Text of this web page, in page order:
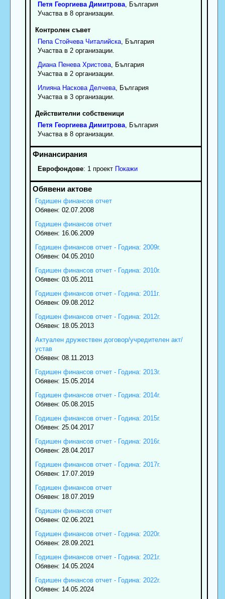
Петя Георгиева Димитрова, България
Участва в 8 организации.
Контролен съвет
Пепа Стойчева Читалийска, България
Участва в 2 организации.
Диана Пенева Христова, България
Участва в 2 организации.
Илияна Наскова Делчева, България
Участва в 3 организации.
Действителни собственици
Петя Георгиева Димитрова, България
Участва в 8 организации.
Еврофондове: 1 проект Покажи
Годишен финансов отчет
Обявен: 02.07.2008
Годишен финансов отчет
Обявен: 16.06.2009
Годишен финансов отчет - Година: 2009г.
Обявен: 04.05.2010
Годишен финансов отчет - Година: 2010г.
Обявен: 03.05.2011
Годишен финансов отчет - Година: 2011г.
Обявен: 09.08.2012
Годишен финансов отчет - Година: 2012г.
Обявен: 18.05.2013
Актуален дружествен договор/учредителен акт/
устав
Обявен: 08.11.2013
Годишен финансов отчет - Година: 2013г.
Обявен: 15.05.2014
Годишен финансов отчет - Година: 2014г.
Обявен: 05.08.2015
Годишен финансов отчет - Година: 2015г.
Обявен: 25.04.2017
Годишен финансов отчет - Година: 2016г.
Обявен: 28.04.2017
Годишен финансов отчет - Година: 2017г.
Обявен: 17.07.2019
Годишен финансов отчет
Обявен: 18.07.2019
Годишен финансов отчет
Обявен: 02.06.2021
Годишен финансов отчет - Година: 2020г.
Обявен: 28.09.2021
Годишен финансов отчет - Година: 2021г.
Обявен: 14.05.2024
Годишен финансов отчет - Година: 2022г.
Обявен: 14.05.2024